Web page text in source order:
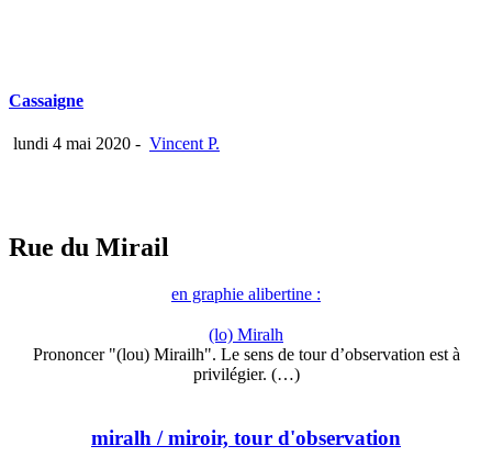
Cassaigne
lundi 4 mai 2020 - Vincent P.
Rue du Mirail
en graphie alibertine :
(lo) Miralh
Prononcer "(lou) Mirailh". Le sens de tour d’observation est à
privilégier. (…)
miralh / miroir, tour d'observation